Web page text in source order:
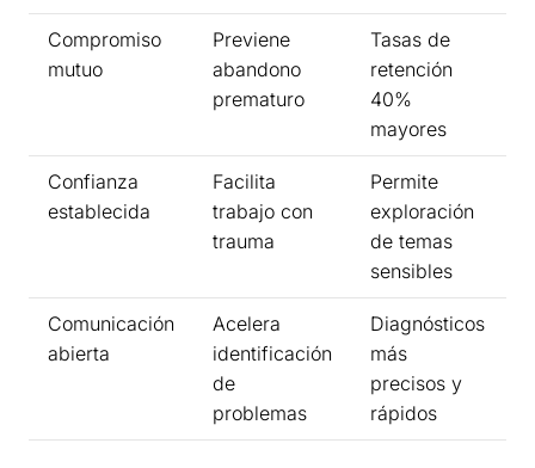
Compromiso
mutuo
Previene
abandono
prematuro
Tasas de
retención
40%
mayores
Confianza
establecida
Facilita
trabajo con
trauma
Permite
exploración
de temas
sensibles
Comunicación
abierta
Acelera
identificación
de
problemas
Diagnósticos
más
precisos y
rápidos